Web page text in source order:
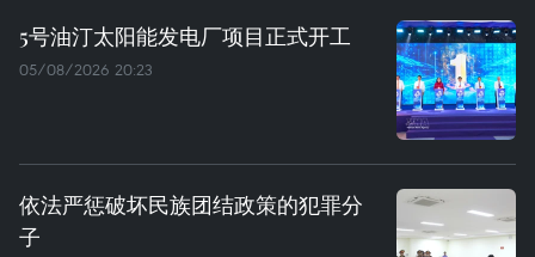
5号油汀太阳能发电厂项目正式开工
05/08/2026 20:23
依法严惩破坏民族团结政策的犯罪分
子